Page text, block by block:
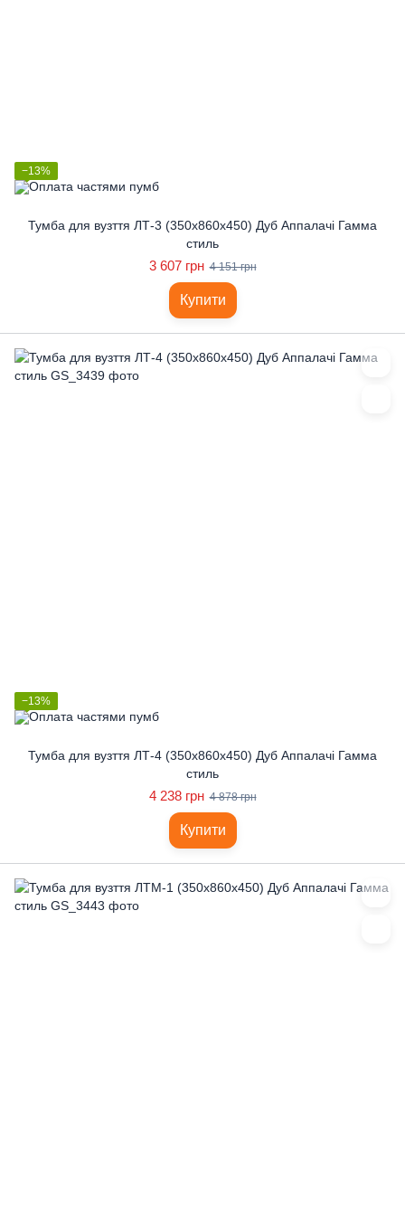
−13%
Тумба для вузття ЛТ-3 (350x860x450) Дуб Аппалачі Гамма
стиль
3 607 грн 4 151 грн
Купити
−13%
Тумба для вузття ЛТ-4 (350x860x450) Дуб Аппалачі Гамма
стиль
4 238 грн 4 878 грн
Купити